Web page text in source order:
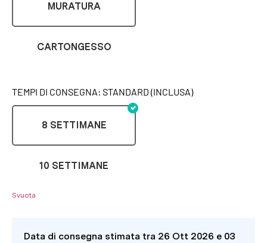
MURATURA
CARTONGESSO
TEMPI DI CONSEGNA: STANDARD (INCLUSA)
8 SETTIMANE
10 SETTIMANE
Svuota
Data di consegna stimata tra 26 Ott 2026 e 03